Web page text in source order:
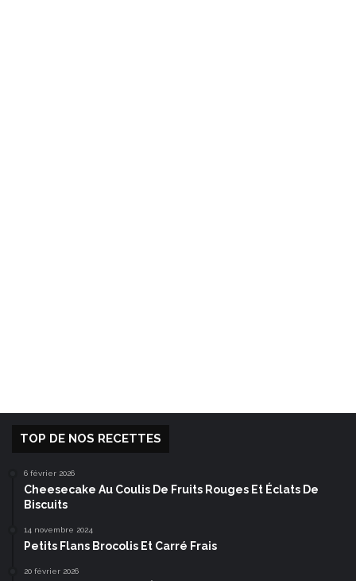
TOP DE NOS RECETTES
6 février 2026
Cheesecake Au Coulis De Fruits Rouges Et Éclats De
Biscuits
14 novembre 2024
Petits Flans Brocolis Et Carré Frais
20 février 2026